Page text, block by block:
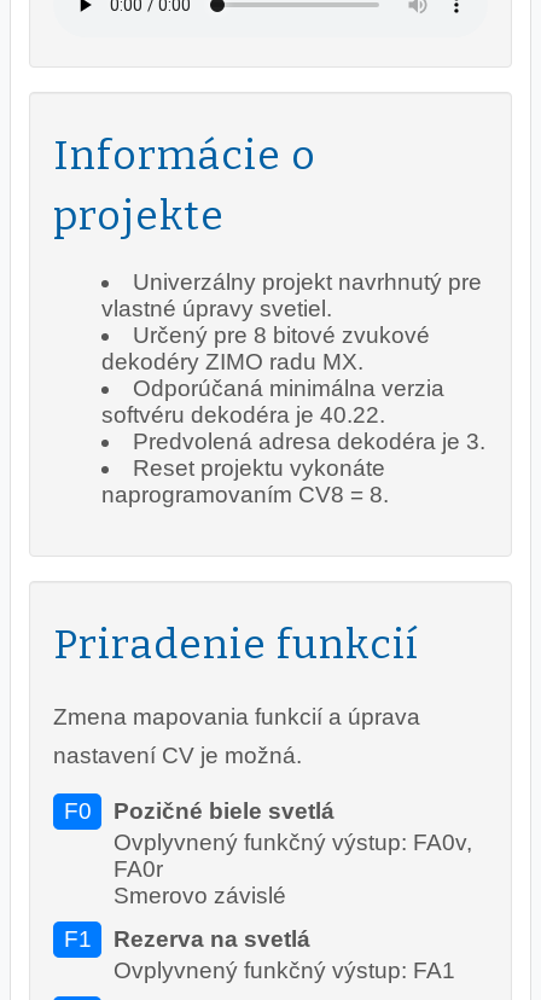
Informácie o
projekte
Univerzálny projekt navrhnutý pre
vlastné úpravy svetiel.
Určený pre 8 bitové zvukové
dekodéry ZIMO radu MX.
Odporúčaná minimálna verzia
softvéru dekodéra je 40.22.
Predvolená adresa dekodéra je 3.
Reset projektu vykonáte
naprogramovaním CV8 = 8.
Priradenie funkcií
Zmena mapovania funkcií a úprava
nastavení CV je možná.
F0
Pozičné biele svetlá
Ovplyvnený funkčný výstup: FA0v,
FA0r
Smerovo závislé
F1
Rezerva na svetlá
Ovplyvnený funkčný výstup: FA1